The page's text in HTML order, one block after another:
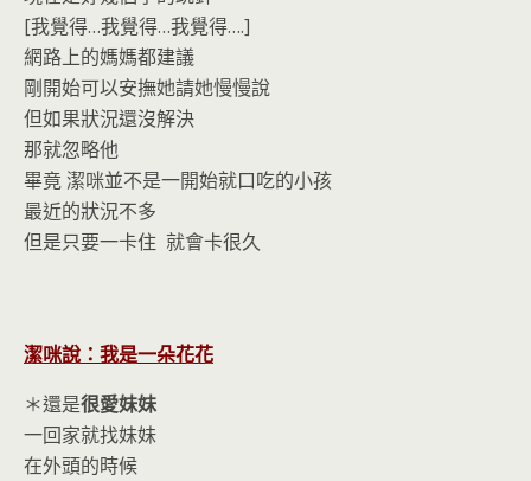
[我覺得…我覺得…我覺得….]
網路上的媽媽都建議
剛開始可以安撫她請她慢慢說
但如果狀況還沒解決
那就忽略他
畢竟 潔咪並不是一開始就口吃的小孩
最近的狀況不多
但是只要一卡住 就會卡很久
潔咪說：我是一朵花花
＊還是很愛妹妹
一回家就找妹妹
在外頭的時候